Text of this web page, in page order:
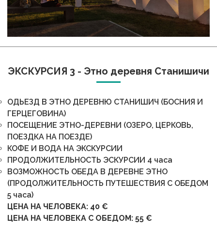
Вид с вершины горы Гучево
ЭКСКУРСИЯ 3 - Этно деревня Станишичи
ОДЬЕЗД В ЭТНО ДЕРЕВНЮ СТАНИШИЧ (БОСНИЯ И
ГЕРЦЕГОВИНА)
ПОСЕЩЕНИЕ ЭТНО-ДЕРЕВНИ (ОЗЕРО, ЦЕРКОВЬ,
ПОЕЗДКА НА ПОЕЗДЕ)
КОФЕ И ВОДА НА ЭКСКУРСИИ
ПРОДОЛЖИТЕЛЬНОСТЬ ЭСКУРСИИ 4 часа
ВОЗМОЖНОСТЬ ОБЕДА В ДЕРЕВНЕ ЭТНО
(ПРОДОЛЖИТЕЛЬНОСТЬ ПУТЕШЕСТВИЯ С ОБЕДОМ
5 часа)
ЦЕНА НА ЧЕЛОВЕКА: 40 €
ЦЕНА НА ЧЕЛОВЕКА С ОБЕДОМ: 55 €